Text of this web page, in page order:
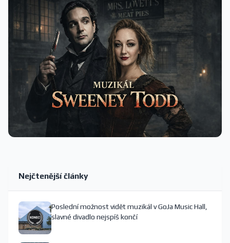
Nejčtenější články
Poslední možnost vidět muzikál v GoJa Music Hall,
slavné divadlo nejspíš končí